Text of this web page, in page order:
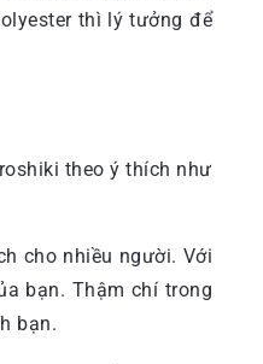
thì lý tưởng để
theo ý thích như
cho nhiều người. Với
bạn. Thậm chí trong
bạn.